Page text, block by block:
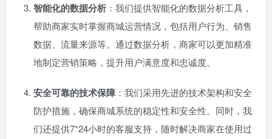
智能化的数据分析 ：我们提供智能化的数据分析工具，
帮助商家实时掌握商城运营情况，包括用户行为、销售
数据、流量来源等。通过数据分析，商家可以更加精准
地制定营销策略，提升用户满意度和忠诚度。
安全可靠的技术保障 ：我们采用先进的技术架构和安全
防护措施，确保商城系统的稳定性和安全性。同时，我
们还提供7*24小时的客服支持，随时解决商家在使用过